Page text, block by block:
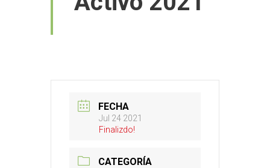
FECHA
Jul 24 2021
Finalizdo!
CATEGORÍA